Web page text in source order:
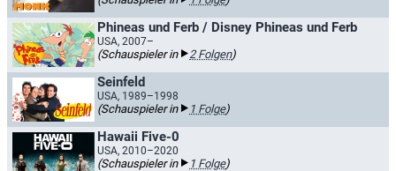
Phineas und Ferb / Disney Phineas und Ferb
USA, 2007–
(Schauspieler in 2 Folgen)
Seinfeld
USA, 1989–1998
(Schauspieler in 1 Folge)
Hawaii Five-0
USA, 2010–2020
(Schauspieler in 1 Folge)